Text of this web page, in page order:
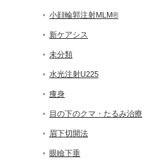
小顔輪郭注射MLM®
新ケアシス
未分類
水光注射U225
痩身
目の下のクマ・たるみ治療
眉下切開法
眼瞼下垂